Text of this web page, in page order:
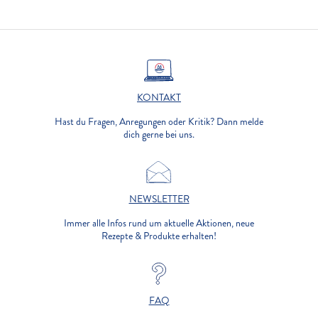
KONTAKT
Hast du Fragen, Anregungen oder Kritik? Dann melde
dich gerne bei uns.
NEWSLETTER
Immer alle Infos rund um aktuelle Aktionen, neue
Rezepte & Produkte erhalten!
FAQ